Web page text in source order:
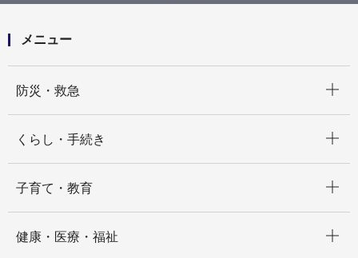
メニュー
防災・救急
くらし・手続き
子育て・教育
健康・医療・福祉